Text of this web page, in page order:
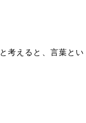
考えると、言葉とい